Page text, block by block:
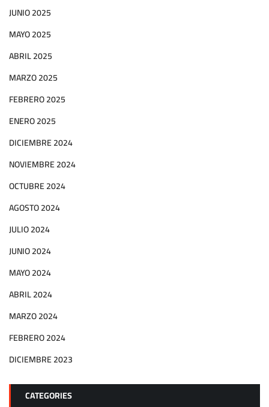
JUNIO 2025
MAYO 2025
ABRIL 2025
MARZO 2025
FEBRERO 2025
ENERO 2025
DICIEMBRE 2024
NOVIEMBRE 2024
OCTUBRE 2024
AGOSTO 2024
JULIO 2024
JUNIO 2024
MAYO 2024
ABRIL 2024
MARZO 2024
FEBRERO 2024
DICIEMBRE 2023
CATEGORIES